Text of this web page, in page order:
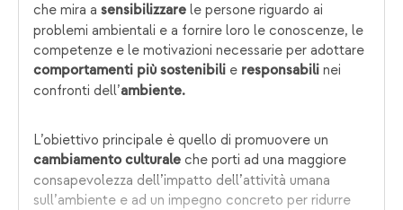
che mira a sensibilizzare le persone riguardo ai
problemi ambientali e a fornire loro le conoscenze, le
competenze e le motivazioni necessarie per adottare
comportamenti più sostenibili e responsabili nei
confronti dell’ambiente.
L’obiettivo principale è quello di promuovere un
cambiamento culturale che porti ad una maggiore
consapevolezza dell’impatto dell’attività umana
sull’ambiente e ad un impegno concreto per ridurre